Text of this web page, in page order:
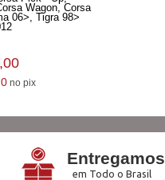
Wagon, Corsa
06>, Tigra 98>
no pix
Entregamos
em Todo o Brasil